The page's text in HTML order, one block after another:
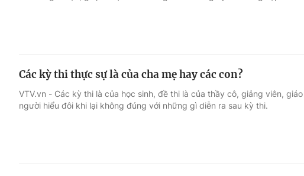
Các kỳ thi thực sự là của cha mẹ hay các con?
VTV.vn - Các kỳ thi là của học sinh, đề thi là của thầy cô, giảng viên,
người hiểu đôi khi lại không đúng với những gì diễn ra sau kỳ thi.